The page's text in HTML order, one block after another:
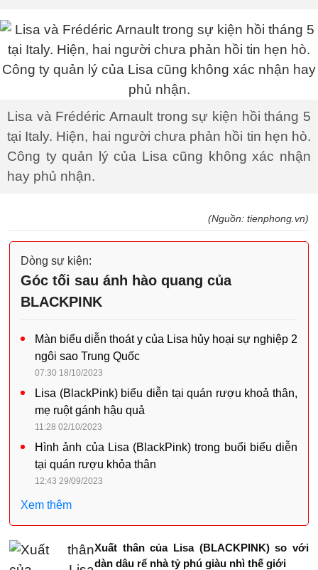
Lisa và Frédéric Arnault trong sự kiện hồi tháng 5
tại Italy. Hiện, hai người chưa phản hồi tin hẹn hò.
Công ty quản lý của Lisa cũng không xác nhận
hay phủ nhận.
(Nguồn: tienphong.vn)
Dòng sự kiện:
Góc tối sau ánh hào quang của
BLACKPINK
Màn biểu diễn thoát y của Lisa hủy hoại sự nghiệp 2
ngôi sao Trung Quốc
07:30 18/10/2023
Lisa (BlackPink) biểu diễn tại quán rượu khoả thân,
mẹ ruột gánh hậu quả
11:28 02/10/2023
Hình ảnh của Lisa (BlackPink) trong buổi biểu diễn
tại quán rượu khỏa thân
12:43 29/09/2023
Xem thêm
Xuất thân của Lisa (BLACKPINK) so với
dàn dâu rể nhà tỷ phú giàu nhì thế giới